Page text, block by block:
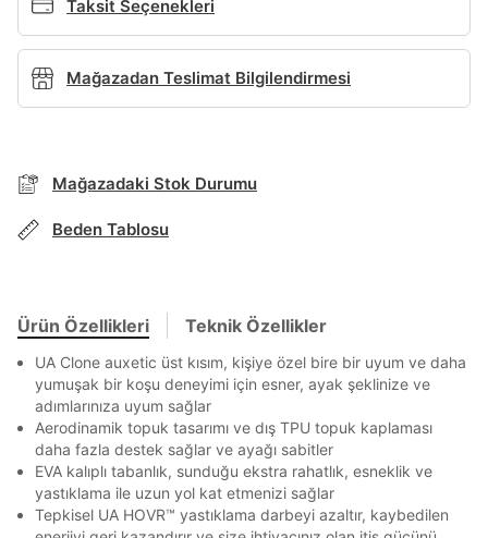
Taksit Seçenekleri
Banka Kart
İşbankası Maximum 6
Akbank Axess
Ziraat Bankası Ziraat Bankası 4
QNB QNB 4
AnadoluBank World
Mağazadan Teslimat Bilgilendirmesi
Mağazadaki Stok Durumu
Beden Tablosu
Ürün Özellikleri Teknik Özellikler
UA Clone auxetic üst kısım, kişiye özel bire bir uyum ve daha
yumuşak bir koşu deneyimi için esner, ayak şeklinize ve
adımlarınıza uyum sağlar
Aerodinamik topuk tasarımı ve dış TPU topuk kaplaması
daha fazla destek sağlar ve ayağı sabitler
EVA kalıplı tabanlık, sunduğu ekstra rahatlık, esneklik ve
yastıklama ile uzun yol kat etmenizi sağlar
Tepkisel UA HOVR™ yastıklama darbeyi azaltır, kaybedilen
Beden Seçin
Mağazada Bul
BEDEN TABLOSU
Stok Bildirimi
Ürün stoklara geldiğindemail adresinize
bildirim göndereceğiz.
Kapat
Term Of Use
Kapat
ipsum
Kapat
Siparişinizin durumu hakkında bilgi alabilmek için
aşağıdaki bilgileri giriniz.
E-posta Adresi *
Sipariş Numaranız *
Soyad*
Telefon Numarası*
E-posta Adresi*
En az 8 karakter
Bir küçük harf karakter
Bir rakam
Bir büyük harf
En az 1 özel karakter
Aşağıdakileri okudum ve kabul ediyorum:
Kişisel verilerinizAydınlatma Metni , Hüküm ve Koşullar
uyarınca işlenecektir. Kişisel verilerimin Doğuş
sn
SMS Onay Kodu
Bilgilerinizi güncellemek için lütfen telefonunuza SMS
ile gelen kodu girerek telefon numaranızı doğrulayın.
sn
SMS Onay Kodu
Bilgilerinizi güncellemek için lütfen telefonunuza SMS
ile gelen kodu girerek telefon numaranızı doğrulayın.